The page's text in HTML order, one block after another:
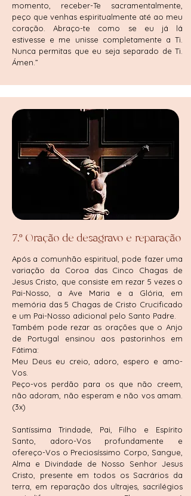
momento, receber-Te sacramentalmente,
peço que venhas espiritualmente até ao meu
coração. Abraço-te como se eu já lá
estivesse e me unisse completamente a Ti.
Nunca permitas que eu seja separado de Ti.
Ámen.”​
7.º Oração de desagravo e reparação
Após a comunhão espiritual, pode fazer uma
variação da Coroa das Cinco Chagas de
Jesus Cristo, que consiste em rezar 5 vezes o
Pai-Nosso, a Ave Maria e a Glória, em
memória das 5 Chagas de Cristo Crucificado
e um Pai-Nosso adicional pelo Santo Padre.
Também pode rezar as orações que o Anjo
de Portugal ensinou aos pastorinhos em
Fátima:
Meu Deus eu creio, adoro, espero e amo-
Vos.
Peço-vos perdão para os que não creem,
não adoram, não esperam e não vos amam.
(3x)
Santíssima Trindade, Pai, Filho e Espírito
Santo, adoro-Vos profundamente e
ofereço-Vos o Preciosíssimo Corpo, Sangue,
Alma e Divindade de Nosso Senhor Jesus
Cristo, presente em todos os Sacrários da
terra, em reparação dos ultrajes, sacrilégios